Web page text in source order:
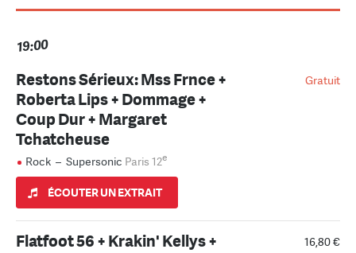
19:00
Gratuit
Restons Sérieux: Mss Frnce +
Roberta Lips + Dommage +
Coup Dur + Margaret
Tchatcheuse
Rock – Supersonic Paris 12e
ÉCOUTER UN EXTRAIT
16,80 €
Flatfoot 56 + Krakin' Kellys +